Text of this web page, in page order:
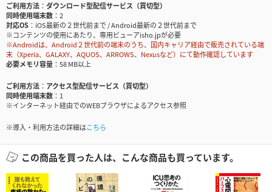
ご利用方法
ダウンロード型配信サービス（買切型）
同時使用端末数
2
対応OS
iOS最新の２世代前まで / Android最新の２世代前まで
※コンテンツの使用にあたり、専用ビューアisho.jpが必要
※Androidは、Android２世代前の端末のうち、国内キャリア経由で販売されている端
末（Xperia、GALAXY、AQUOS、ARROWS、Nexusなど）にて動作確認しています
必要メモリ容量
58 MB以上
ご利用方法
アクセス型配信サービス（買切型）
同時使用端末数
1
※インターネット経由でのWEBブラウザによるアクセス参照
※導入・利用方法の詳細はこちら
この商品を買った人は、こんな商品も買っています。